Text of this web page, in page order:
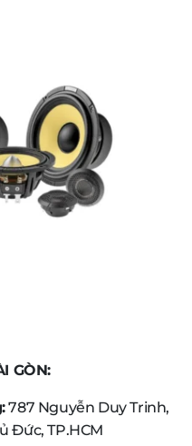
GÒN:
787 Nguyễn Duy Trinh,
Đức, TP.HCM